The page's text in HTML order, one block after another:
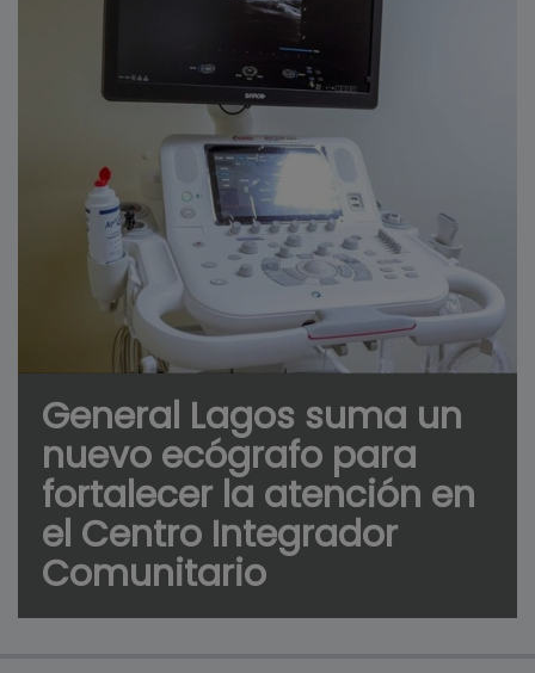
General Lagos suma un
nuevo ecógrafo para
fortalecer la atención en
el Centro Integrador
Comunitario